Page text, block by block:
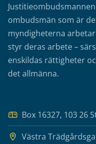
Justitieombudsmannen
ombudsmän som är
myndigheterna
styr deras arbete –
enskildas rättigheter
det allmänna.
Box 16327, 103 26
Västra